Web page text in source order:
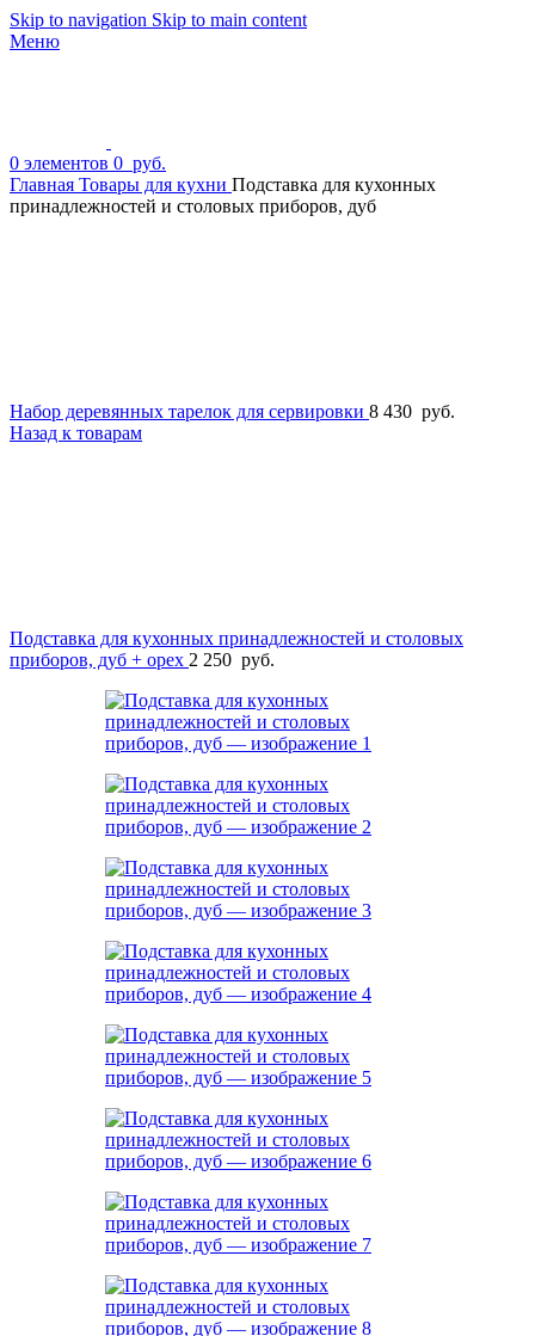
Skip to navigation Skip to main content
Меню
0 элементов 0 руб.
Главная Товары для кухни Подставка для кухонных
принадлежностей и столовых приборов, дуб
Набор деревянных тарелок для сервировки 8 430 руб.
Назад к товарам
Подставка для кухонных принадлежностей и столовых
приборов, дуб + орех 2 250 руб.